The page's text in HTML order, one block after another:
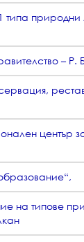
типа
– Р.
център
на типове